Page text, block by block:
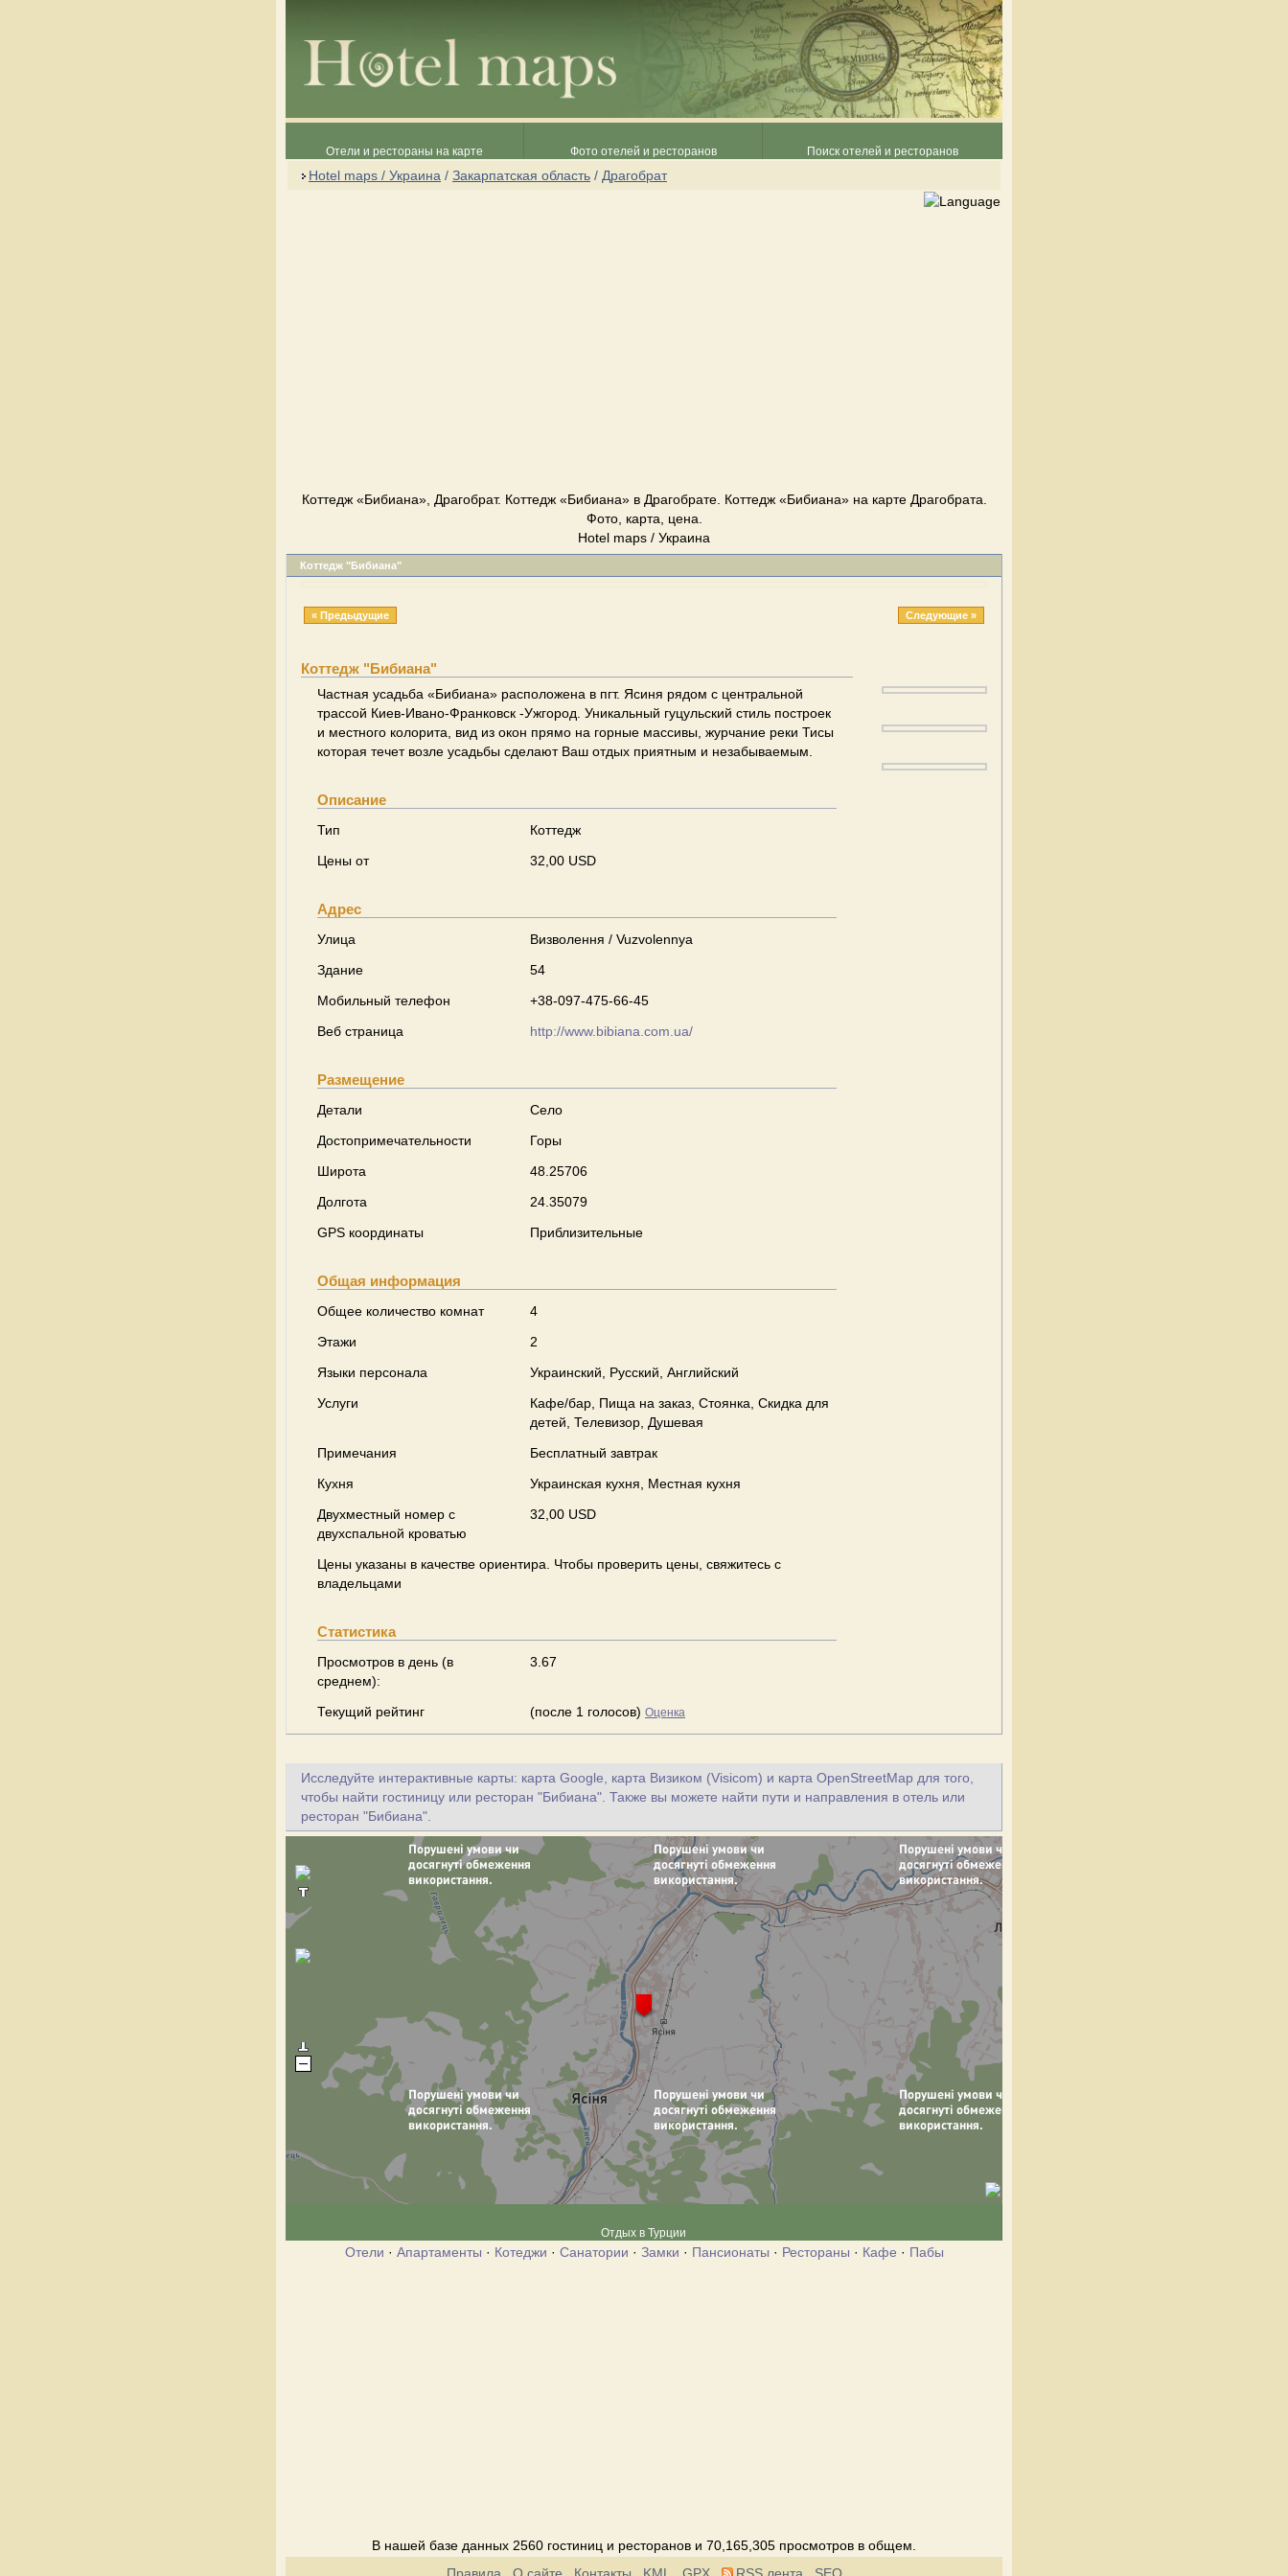
Отели и рестораны на карте Фото отелей и ресторанов Поиск отелей и ресторанов
Hotel maps / Украина / Закарпатская область / Драгобрат
Коттедж «Бибиана», Драгобрат. Коттедж «Бибиана» в Драгобрате. Коттедж «Бибиана» на карте Драгобрата.
Фото, карта, цена.
Hotel maps / Украина
Коттедж "Бибиана"
« Предыдущие Следующие »
Коттедж "Бибиана"
Частная усадьба «Бибиана» расположена в пгт. Ясиня рядом с центральной
трассой Киев-Ивано-Франковск -Ужгород. Уникальный гуцульский стиль построек
и местного колорита, вид из окон прямо на горные массивы, журчание реки Тисы
которая течет возле усадьбы сделают Ваш отдых приятным и незабываемым.
Описание
Тип
Коттедж
Цены от
32,00 USD
Адрес
Улица
Визволення / Vuzvolennya
Здание
54
Мобильный телефон
+38-097-475-66-45
Веб страница
http://www.bibiana.com.ua/
Размещение
Детали
Село
Достопримечательности
Горы
Широта
48.25706
Долгота
24.35079
GPS координаты
Приблизительные
Общая информация
Общее количество комнат
4
Этажи
2
Языки персонала
Украинский, Русский, Английский
Услуги
Кафе/бар, Пища на заказ, Стоянка, Скидка для
детей, Телевизор, Душевая
Примечания
Бесплатный завтрак
Кухня
Украинская кухня, Местная кухня
Двухместный номер с
двухспальной кроватью
32,00 USD
Цены указаны в качестве ориентира. Чтобы проверить цены, свяжитесь с
владельцами
Статистика
Просмотров в день (в
среднем):
3.67
Текущий рейтинг (после 1 голосов) Оценка
Исследуйте интерактивные карты: карта Google, карта Визиком (Visicom) и карта OpenStreetMap для того,
чтобы найти гостиницу или ресторан "Бибиана". Также вы можете найти пути и направления в отель или
ресторан "Бибиана".
Отдых в Турции
Отели · Апартаменты · Котеджи · Санатории · Замки · Пансионаты · Рестораны · Кафе · Пабы
В нашей базе данных 2560 гостиниц и ресторанов и 70,165,305 просмотров в общем.